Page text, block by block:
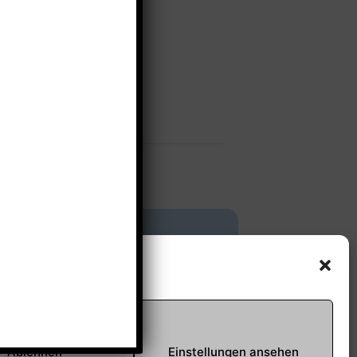
Ablehnen Einstellungen ansehen
roethelheimpark.de